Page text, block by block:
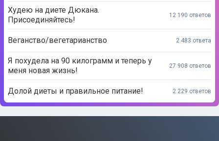
Худею на диете Дюкана.
Присоединяйтесь!
12 190 ответов
Веганство/вегетарианство 2 483 ответа
Я похудела на 90 килограмм и теперь у
меня новая жизнь!
27 908 ответов
Долой диеты и правильное питание! 2 229 ответов